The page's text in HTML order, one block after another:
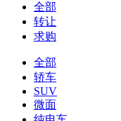
全部
转让
求购
全部
轿车
SUV
微面